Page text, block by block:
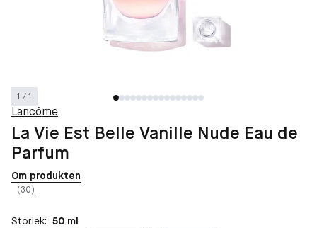
1 / 1
Lancôme
La Vie Est Belle Vanille Nude Eau de
Parfum
Om produkten
(30)
Storlek: 50 ml